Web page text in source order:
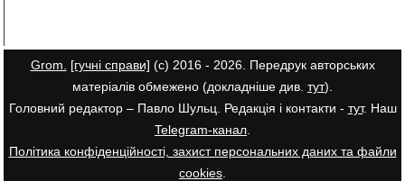
Grom. [гучні справи] (с) 2016 - 2026. Передрук авторських
матеріалів обмежено (докладніше див. тут).
Головний редактор – Павло Шульц. Редакція і контакти - тут. Наш
Telegram-канал
Політика конфіденційності, захист персональних даних та файли
cookies